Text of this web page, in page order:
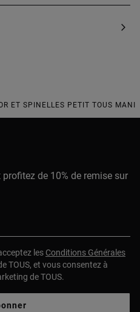
PIERRES PRÉCIEUSES
ET SPINELLES PETIT TOUS
de 10% de remise sur
les Conditions Générales
TOUS, et vous consentez à
de TOUS.